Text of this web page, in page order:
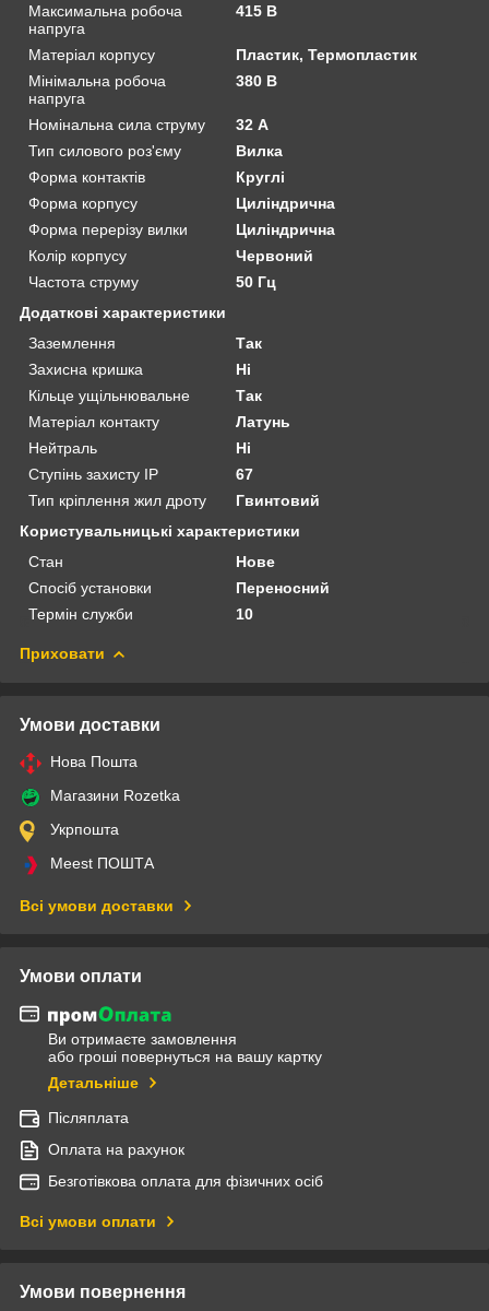
Максимальна робоча
напруга
415 В
Матеріал корпусу
Пластик, Термопластик
Мінімальна робоча
напруга
380 В
Номінальна сила струму
32 А
Тип силового роз'єму
Вилка
Форма контактів
Круглі
Форма корпусу
Циліндрична
Форма перерізу вилки
Циліндрична
Колір корпусу
Червоний
Частота струму
50 Гц
Додаткові характеристики
Заземлення
Так
Захисна кришка
Ні
Кільце ущільнювальне
Так
Матеріал контакту
Латунь
Нейтраль
Ні
Ступінь захисту IP
67
Тип кріплення жил дроту
Гвинтовий
Користувальницькі характеристики
Стан
Нове
Спосіб установки
Переносний
Термін служби
10
Приховати
Умови доставки
Нова Пошта
Магазини Rozetka
Укрпошта
Meest ПОШТА
Всі умови доставки
Умови оплати
Ви отримаєте замовлення
або гроші повернуться на вашу картку
Детальніше
Післяплата
Оплата на рахунок
Безготівкова оплата для фізичних осіб
Всі умови оплати
Умови повернення